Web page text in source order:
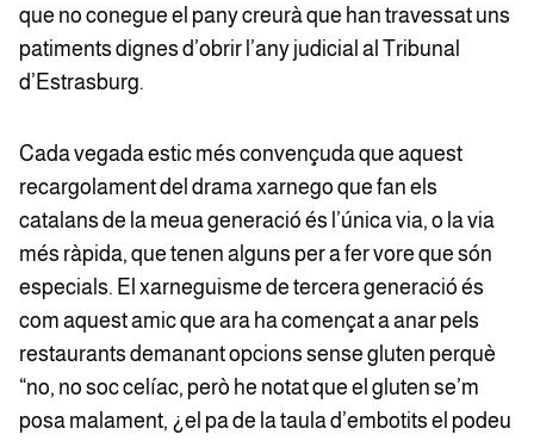
que no conegue el pany creurà que han travessat uns
patiments dignes d’obrir l’any judicial al Tribunal
d’Estrasburg.
Cada vegada estic més convençuda que aquest
recargolament del drama xarnego que fan els
catalans de la meua generació és l’única via, o la via
més ràpida, que tenen alguns per a fer vore que són
especials. El xarneguisme de tercera generació és
com aquest amic que ara ha començat a anar pels
restaurants demanant opcions sense gluten perquè
“no, no soc celíac, però he notat que el gluten se’m
posa malament, ¿el pa de la taula d’embotits el podeu